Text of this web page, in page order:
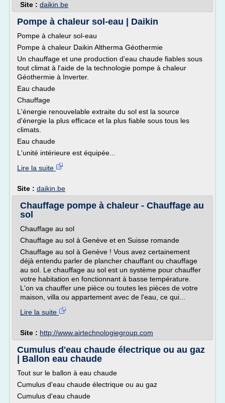
Site : daikin.be
Pompe à chaleur sol-eau | Daikin
Pompe à chaleur sol-eau
Pompe à chaleur Daikin Altherma Géothermie
Un chauffage et une production d'eau chaude fiables sous
tout climat à l'aide de la technologie pompe à chaleur
Géothermie à Inverter.
Eau chaude
Chauffage
L'énergie renouvelable extraite du sol est la source
d'énergie la plus efficace et la plus fiable sous tous les
climats.
Eau chaude
L'unité intérieure est équipée...
Lire la suite
Site : daikin.be
Chauffage pompe à chaleur - Chauffage au
sol
Chauffage au sol
Chauffage au sol à Genève et en Suisse romande
Chauffage au sol à Genève ! Vous avez certainement
déjà entendu parler de plancher chauffant ou chauffage
au sol. Le chauffage au sol est un système pour chauffer
votre habitation en fonctionnant à basse température.
L'on va chauffer une pièce ou toutes les pièces de votre
maison, villa ou appartement avec de l'eau, ce qui...
Lire la suite
Site : http://www.airtechnologiegroup.com
Cumulus d'eau chaude électrique ou au gaz
| Ballon eau chaude
Tout sur le ballon à eau chaude
Cumulus d'eau chaude électrique ou au gaz
Cumulus d'eau chaude